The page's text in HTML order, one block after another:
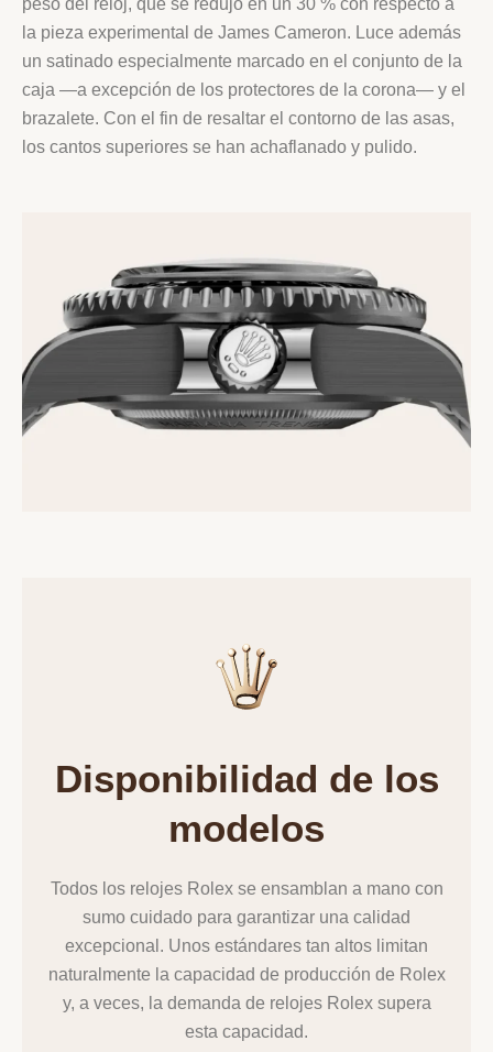
peso del reloj, que se redujo en un 30 % con respecto a
la pieza experimental de James Cameron. Luce además
un satinado especialmente marcado en el conjunto de la
caja —a excepción de los protectores de la corona— y el
brazalete. Con el fin de resaltar el contorno de las asas,
los cantos superiores se han achaflanado y pulido.
Disponibilidad de los
modelos
Todos los relojes Rolex se ensamblan a mano con
sumo cuidado para garantizar una calidad
excepcional. Unos estándares tan altos limitan
naturalmente la capacidad de producción de Rolex
y, a veces, la demanda de relojes Rolex supera
esta capacidad.